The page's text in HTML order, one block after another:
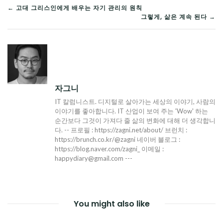
글
탐
색
← 고대 그리스인에게 배우는 자기 관리의 원칙
그렇게, 삶은 계속 된다 →
자그니
IT 칼럼니스트. 디지털로 살아가는 세상의 이야기, 사람의
이야기를 좋아합니다. IT 산업이 보여 주는 'Wow' 하는
순간보다 그것이 가져다 줄 삶의 변화에 대해 더 생각합니
다. -- 프로필 : https://zagni.net/about/ 브런치 :
https://brunch.co.kr/@zagni 네이버 블로그 :
https://blog.naver.com/zagni_ 이메일 :
happydiary@gmail.com ---
You might also like